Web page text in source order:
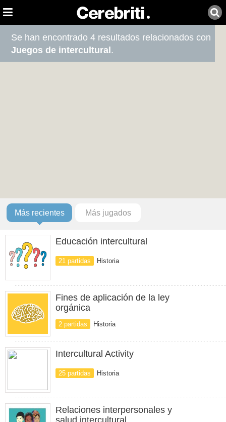
Se han encontrado 4 resultados relacionados con
Juegos de intercultural .
Más recientes Más jugados
Educación intercultural
21 partidas Historia
Fines de aplicación de la ley
orgánica
2 partidas Historia
Intercultural Activity
25 partidas Historia
Relaciones interpersonales y
salud intercultural